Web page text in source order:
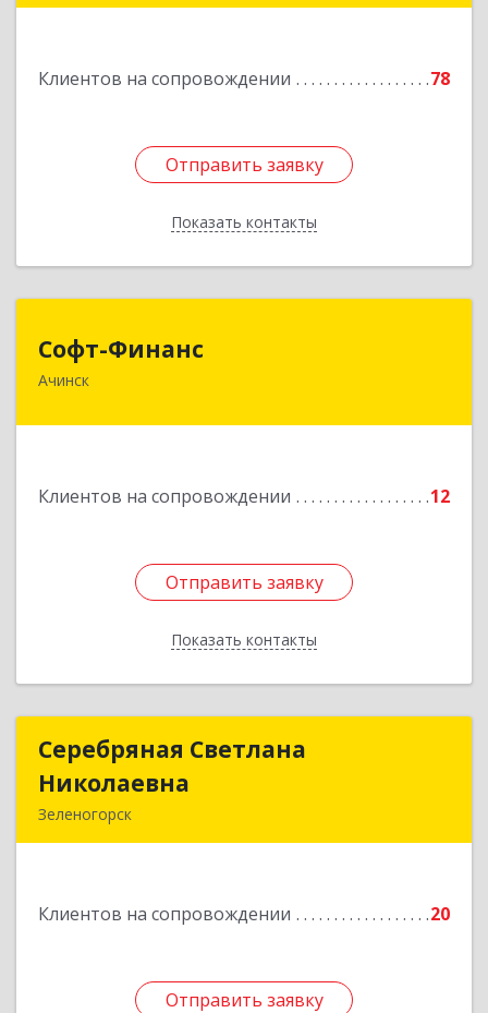
Клиентов на сопровождении 78
Отправить заявку
Показать контакты
Отправить заявку
Назад
Софт-Финанс
Ачинск
Клиентов на сопровождении 12
Отправить заявку
Показать контакты
662150, Красноярский край, Ачинск г, 1-й мкр,
Отправить заявку
Назад
Серебряная Светлана
Николаевна
Зеленогорск
Клиентов на сопровождении 20
Отправить заявку
Серебряная Светлана
Подробнее
Отправить заявку